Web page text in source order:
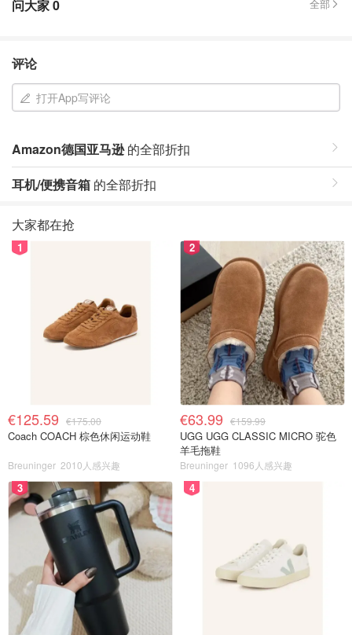
问大家0 全部
评论
打开App写评论
Amazon德国亚马逊的全部折扣
耳机/便携音箱 的全部折扣
大家都在抢
1
€125.59 €175.00
Coach COACH 棕色休闲运动鞋
Breuninger 2010人感兴趣
2
€63.99 €159.99
UGG UGG CLASSIC MICRO 驼色
羊毛拖鞋
Breuninger 1096人感兴趣
3 4